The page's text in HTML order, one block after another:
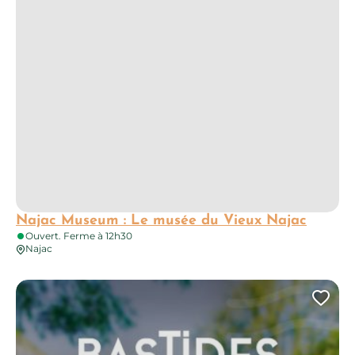
Najac Museum : Le musée du Vieux Najac
Ouvert. Ferme à 12h30
Najac
Domaine de Bassinet